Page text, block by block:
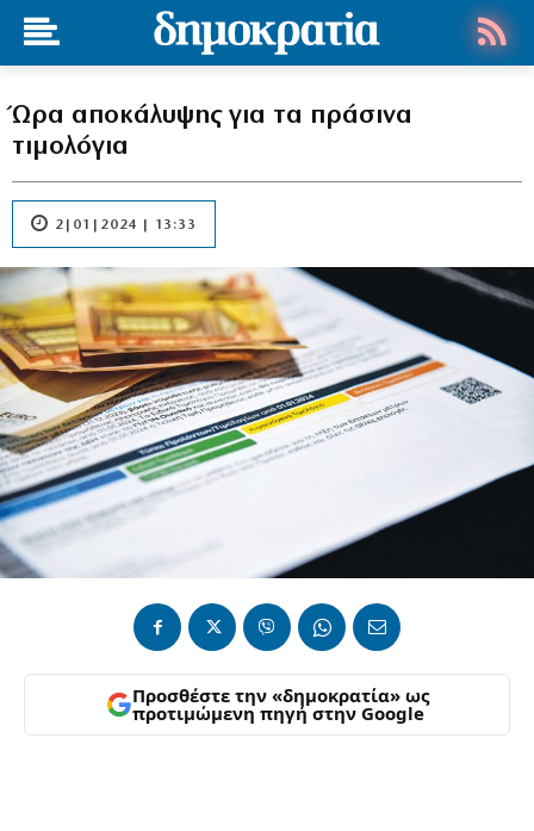
Ώρα αποκάλυψης για τα πράσινα
τιμολόγια
2|01|2024 | 13:33
Προσθέστε την «δημοκρατία» ως
προτιμώμενη πηγή στην Google